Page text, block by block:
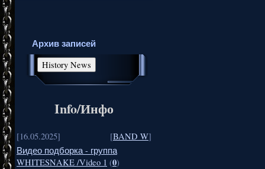
Архив записей
Info/Инфо
[16.05.2025] [BAND W]
Видео подборка - группа
WHITESNAKE /Video 1 (0)